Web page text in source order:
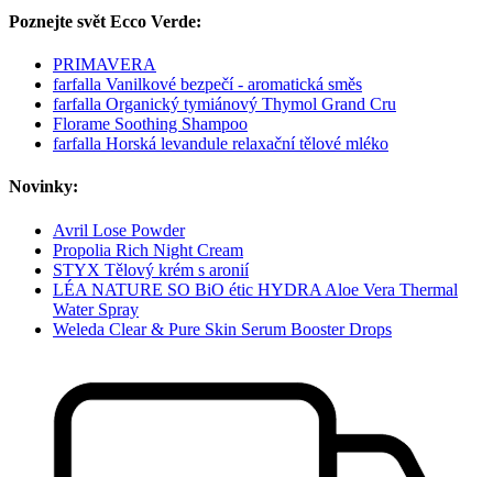
Poznejte svět Ecco Verde:
PRIMAVERA
farfalla Vanilkové bezpečí - aromatická směs
farfalla Organický tymiánový Thymol Grand Cru
Florame Soothing Shampoo
farfalla Horská levandule relaxační tělové mléko
Novinky:
Avril Lose Powder
Propolia Rich Night Cream
STYX Tělový krém s aronií
LÉA NATURE SO BiO étic HYDRA Aloe Vera Thermal
Water Spray
Weleda Clear & Pure Skin Serum Booster Drops